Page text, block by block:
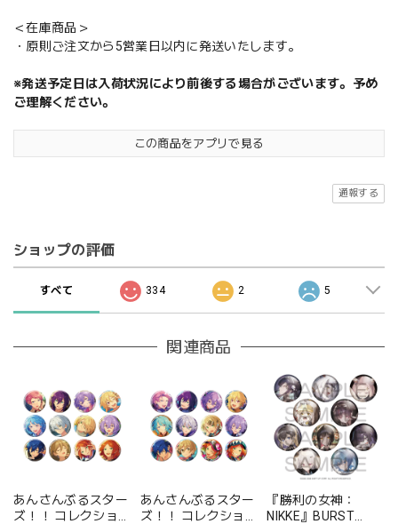
＜在庫商品＞
・原則ご注文から5営業日以内に発送いたします。
※発送予定日は入荷状況により前後する場合がございます。予め
ご理解ください。
この商品をアプリで見る
通報する
ショップの評価
すべて 334 2 5
関連商品
あんさんぶるスター
ズ！！ コレクション
あんさんぶるスター
ズ！！ コレクション
『勝利の女神：
NIKKE』BURST